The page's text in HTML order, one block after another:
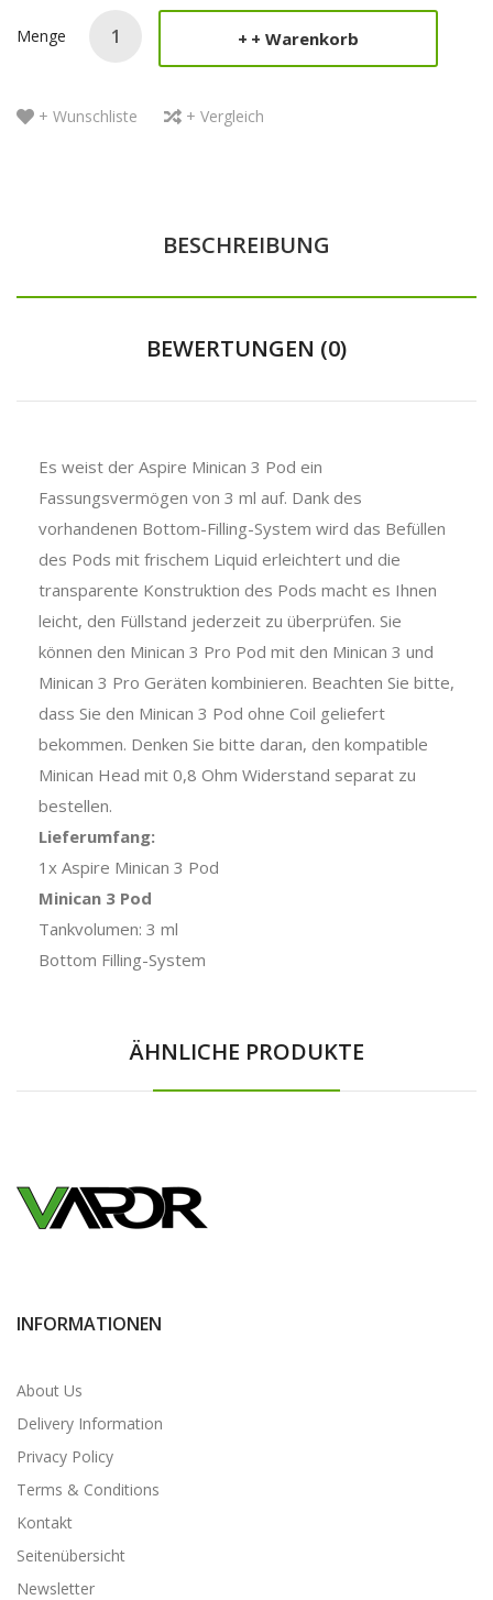
Menge + Warenkorb
+ Wunschliste + Vergleich
BESCHREIBUNG
BEWERTUNGEN (0)
Es weist der Aspire Minican 3 Pod ein
Fassungsvermögen von 3 ml auf. Dank des
vorhandenen Bottom-Filling-System wird das Befüllen
des Pods mit frischem Liquid erleichtert und die
transparente Konstruktion des Pods macht es Ihnen
leicht, den Füllstand jederzeit zu überprüfen. Sie
können den Minican 3 Pro Pod mit den Minican 3 und
Minican 3 Pro Geräten kombinieren. Beachten Sie bitte,
dass Sie den Minican 3 Pod ohne Coil geliefert
bekommen. Denken Sie bitte daran, den kompatible
Minican Head mit 0,8 Ohm Widerstand separat zu
bestellen.
Lieferumfang:
1x Aspire Minican 3 Pod
Minican 3 Pod
Tankvolumen: 3 ml
Bottom Filling-System
ÄHNLICHE PRODUKTE
INFORMATIONEN
About Us
Delivery Information
Privacy Policy
Terms & Conditions
Kontakt
Seitenübersicht
Newsletter